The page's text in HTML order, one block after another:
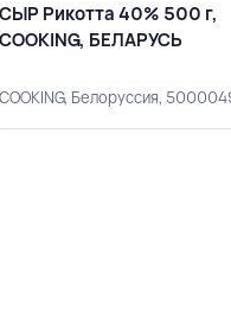
СЫР Рикотта 40% 500 г,
COOKING, БЕЛАРУСЬ
COOKING, Белоруссия,